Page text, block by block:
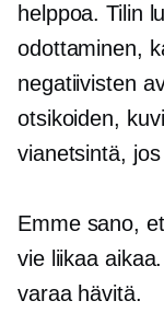
helppoa. Tilin
odottaminen,
negatiivisten
otsikoiden,
vianetsintä,
Emme sano,
vie liikaa
varaa hävitä.